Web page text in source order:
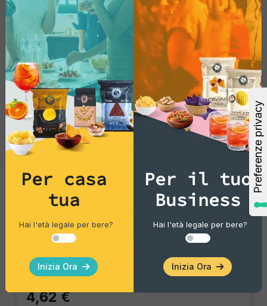
Tortillas/Nacho/Crisp/Garganelli
Tortilla Chili
Pacco singolo
4,62 €
Per casa
tua
Hai l'età legale per bere?
Inizia Ora
Per il tuo
Business
Hai l'età legale per bere?
Inizia Ora